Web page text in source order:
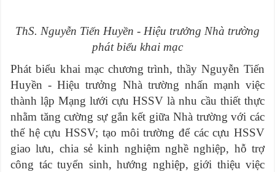
ThS. Nguyễn Tiến Huyền - Hiệu trưởng Nhà trường
phát biểu khai mạc
Phát biểu khai mạc chương trình, thầy Nguyễn Tiến
Huyền - Hiệu trưởng Nhà trường nhấn mạnh việc
thành lập Mạng lưới cựu HSSV là nhu cầu thiết thực
nhằm tăng cường sự gắn kết giữa Nhà trường với các
thế hệ cựu HSSV; tạo môi trường để các cựu HSSV
giao lưu, chia sẻ kinh nghiệm nghề nghiệp, hỗ trợ
công tác tuyển sinh, hướng nghiệp, giới thiệu việc